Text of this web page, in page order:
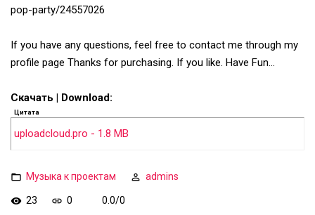
pop-party/24557026
If you have any questions, feel free to contact me through my
profile page Thanks for purchasing. If you like. Have Fun…
Скачать | Download:
Цитата
uploadcloud.pro - 1.8 MB
Музыка к проектам admins
23 0 0.0/0